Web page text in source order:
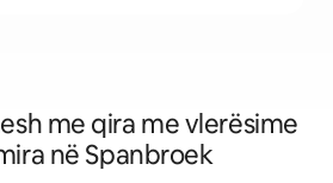
me qira me vlerësime
në Spanbroek